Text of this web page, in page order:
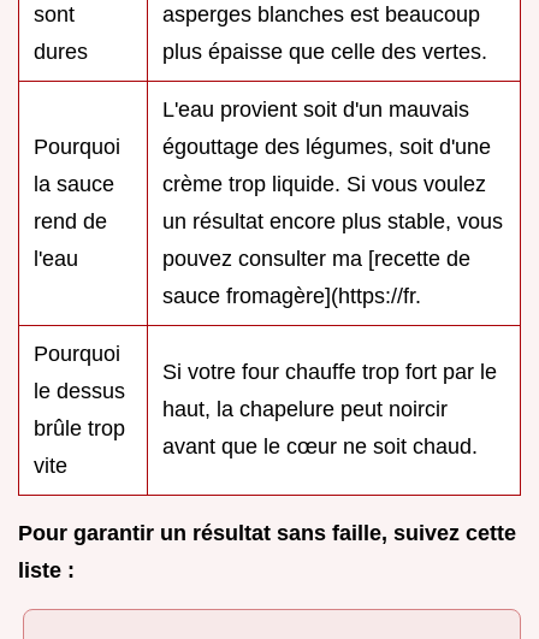
sont
dures
asperges blanches est beaucoup
plus épaisse que celle des vertes.
Pourquoi
la sauce
rend de
l'eau
L'eau provient soit d'un mauvais
égouttage des légumes, soit d'une
crème trop liquide. Si vous voulez
un résultat encore plus stable, vous
pouvez consulter ma [recette de
sauce fromagère](https://fr.
Pourquoi
le dessus
brûle trop
vite
Si votre four chauffe trop fort par le
haut, la chapelure peut noircir
avant que le cœur ne soit chaud.
Pour garantir un résultat sans faille, suivez cette
liste :